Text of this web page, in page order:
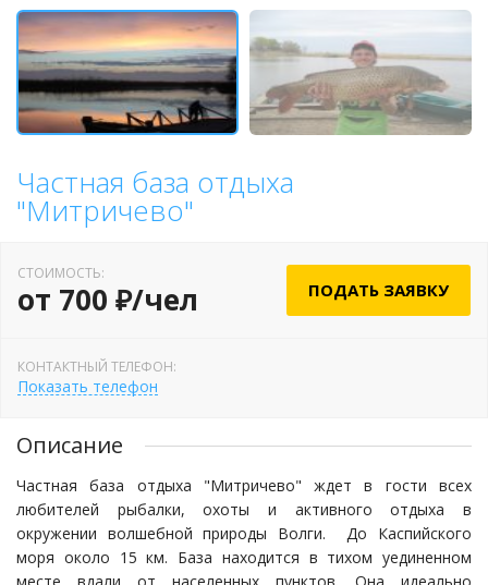
Частная база отдыха
"Митричево"
СТОИМОСТЬ:
от 700 ₽/чел ПОДАТЬ ЗАЯВКУ
КОНТАКТНЫЙ ТЕЛЕФОН:
Показать телефон
Описание
Частная база отдыха "Митричево" ждет в гости всех
любителей рыбалки, охоты и активного отдыха в
окружении волшебной природы Волги. До Каспийского
моря около 15 км. База находится в тихом уединенном